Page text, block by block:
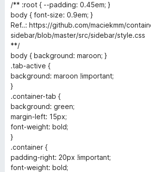
/** :root { --padding: 0.45em; }
body { font-size: 0.9em; }
Ref..: https://github.com/maciekmm/
sidebar/blob/master/src/sidebar/style.css
**/
body { background: maroon; }
.tab-active {
background: maroon !important;
}
.container-tab {
background: green;
margin-left: 15px;
font-weight: bold;
}
.container {
padding-right: 20px !important;
font-weight: bold;